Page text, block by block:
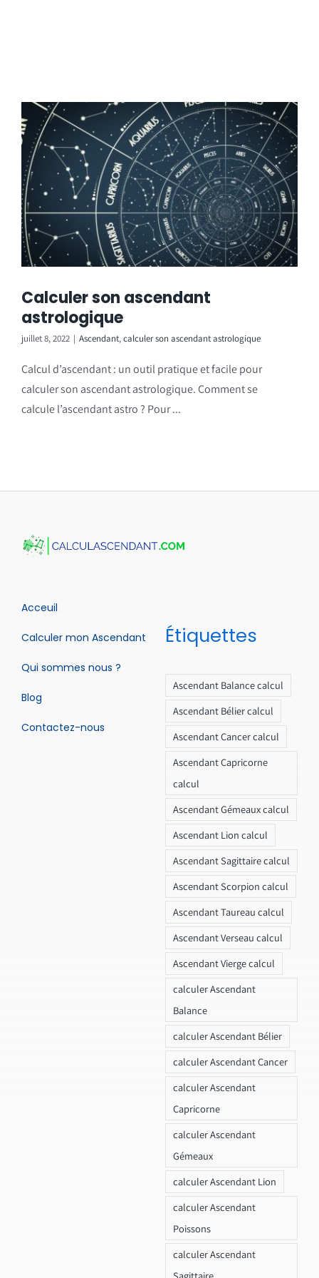
Calculer son ascendant
astrologique
juillet 8, 2022 | Ascendant,calculer son ascendant astrologique
Calcul d’ascendant : un outil pratique et facile pour
calculer son ascendant astrologique. Comment se
calcule l’ascendant astro ? Pour ...
Acceuil
Calculer mon Ascendant
Qui sommes nous ?
Blog
Contactez-nous
Étiquettes
Ascendant Balance calcul
Ascendant Bélier calcul
Ascendant Cancer calcul
Ascendant Capricorne
calcul
Ascendant Gémeaux calcul
Ascendant Lion calcul
Ascendant Sagittaire calcul
Ascendant Scorpion calcul
Ascendant Taureau calcul
Ascendant Verseau calcul
Ascendant Vierge calcul
calculer Ascendant
Balance
calculer Ascendant Bélier
calculer Ascendant Cancer
calculer Ascendant
Capricorne
calculer Ascendant
Gémeaux
calculer Ascendant Lion
calculer Ascendant
Poissons
calculer Ascendant